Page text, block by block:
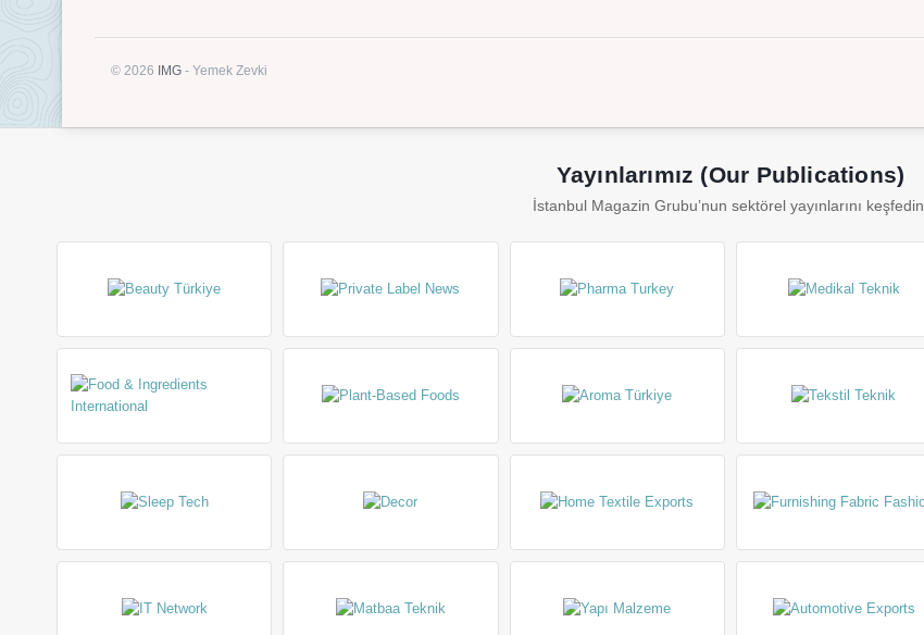
© 2026 IMG - Yemek Zevki
Yayınlarımız (Our Publications)
İstanbul Magazin Grubu’nun sektörel yayınlarını keşfedin.